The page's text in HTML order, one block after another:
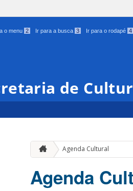
o menu 2 Ir para a busca 3 Ir para o rodapé 4
de
Agenda Cultural
Agenda